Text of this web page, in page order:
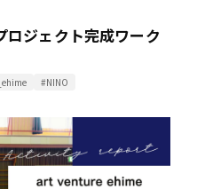
ロジェクト完成ワーク
#NINO